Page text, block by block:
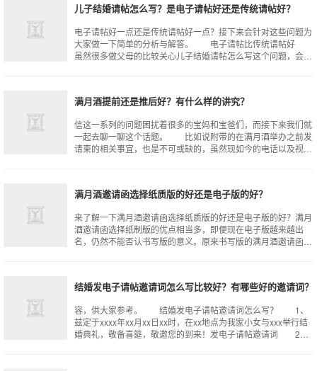
儿子结婚请帖怎么写？是电子请帖好还是传统请帖好？
电子请帖好一点还是传统请帖好一点？接下来会针对这些问题为
大家做一下简单的分析与解答。 电子请帖比传统请帖好
虽然很多做父母的比较关心儿子结婚请帖怎么写这个问题，会在
满月酒提前还是推后好？有什么样的讲究？
信这一系列的问题困扰着很多的宝妈和宝爸们，而接下来我们就
一起去聊一聊这个话题。 比如说附带的在满月酒举办之前发
请柬的相关事宜，也是不可或缺的，虽然现如今的电话以及视频
满月酒邀请函选择纸质版的好还是电子版的好？
来了解一下满月酒邀请函选择纸质版的好还是电子版的好？满月
酒邀请函选择纸制版的优点相当多，即便现在电子版越来越出
名，仍然不能否认书写版的意义。原来书写版的满月酒邀请函可
结婚发电子请帖邀请词怎么写比较好？有哪些好的邀请词？
容，供大家参考。 结婚发电子请帖邀请词怎么写？ 1、
兹定于xxxx年xx月xx日xx时，在xx地点为我家小女与xxx举行结
婚典礼，敬备喜筵，敬邀您的到来！发电子请帖邀请词 2、